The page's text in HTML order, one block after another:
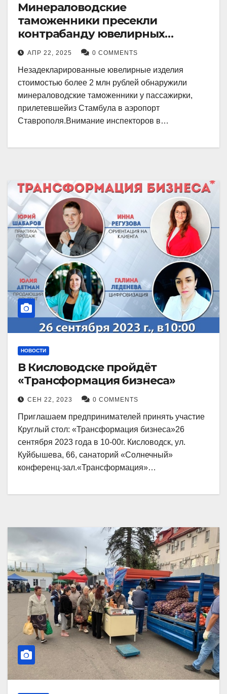
Минераловодские
таможенники пресекли
контрабанду ювелирных
изделий на 2 млн рублей
АПР 22, 2025 0 COMMENTS
Незадекларированные ювелирные изделия
стоимостью более 2 млн рублей обнаружили
минераловодские таможенники у пассажирки,
прилетевшейиз Стамбула в аэропорт
Ставрополя.Внимание инспекторов в…
НОВОСТИ
В Кисловодске пройдёт
«Трансформация бизнеса»
СЕН 22, 2023 0 COMMENTS
Приглашаем предпринимателей принять участие
Круглый стол: «Трансформация бизнеса»26
сентября 2023 года в 10-00г. Кисловодск, ул.
Куйбышева, 66, санаторий «Солнечный»
конференц-зал.«Трансформация»…